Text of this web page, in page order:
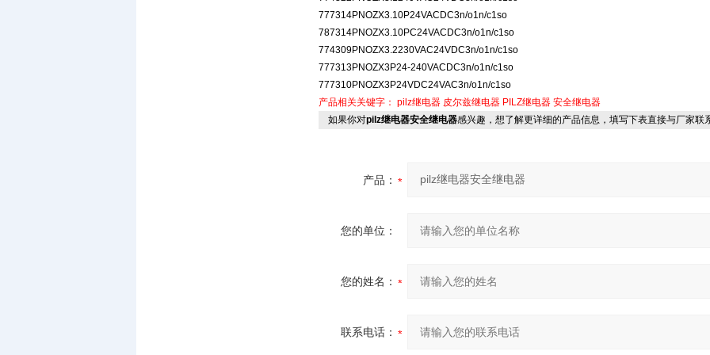
777314PNOZX3.10P24VACDC3n/o1n/c1so
787314PNOZX3.10PC24VACDC3n/o1n/c1so
774309PNOZX3.2230VAC24VDC3n/o1n/c1so
777313PNOZX3P24-240VACDC3n/o1n/c1so
777310PNOZX3P24VDC24VAC3n/o1n/c1so
产品相关关键字： pilz继电器 皮尔兹继电器 PILZ继电器 安全继电器
如果你对pilz继电器安全继电器感兴趣，想了解更详细的产品信息，填写下表直接与厂家联
产品：
您的单位：
您的姓名：
联系电话：